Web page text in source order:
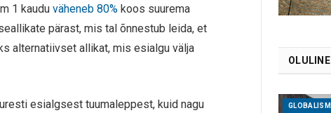
1 kauduväheneb 80% koos suurema
pärast, mis tal õnnestub leida, et
alternatiivset allikat, mis esialgu välja
esialgsest tuumaleppest, kuid nagu
OLULINE
GLOBALISM